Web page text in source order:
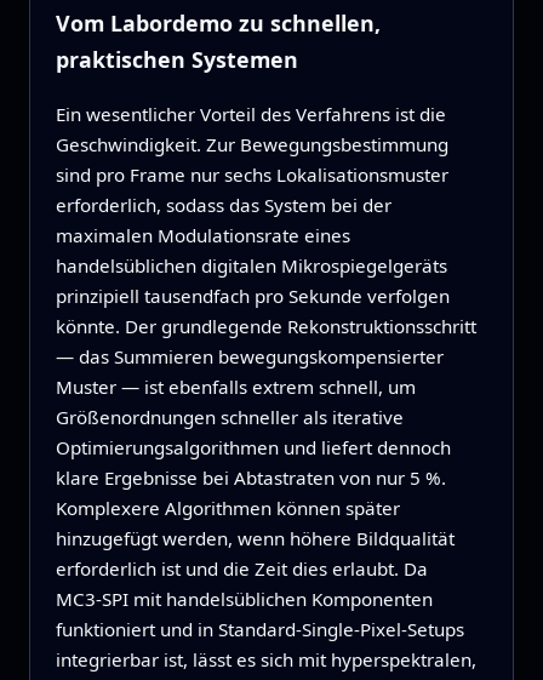
Vom Labordemo zu schnellen,
praktischen Systemen
Ein wesentlicher Vorteil des Verfahrens ist die
Geschwindigkeit. Zur Bewegungsbestimmung
sind pro Frame nur sechs Lokalisationsmuster
erforderlich, sodass das System bei der
maximalen Modulationsrate eines
handelsüblichen digitalen Mikrospiegelgeräts
prinzipiell tausendfach pro Sekunde verfolgen
könnte. Der grundlegende Rekonstruktionsschritt
— das Summieren bewegungskompensierter
Muster — ist ebenfalls extrem schnell, um
Größenordnungen schneller als iterative
Optimierungsalgorithmen und liefert dennoch
klare Ergebnisse bei Abtastraten von nur 5 %.
Komplexere Algorithmen können später
hinzugefügt werden, wenn höhere Bildqualität
erforderlich ist und die Zeit dies erlaubt. Da
MC3‑SPI mit handelsüblichen Komponenten
funktioniert und in Standard‑Single‑Pixel‑Setups
integrierbar ist, lässt es sich mit hyperspektralen,